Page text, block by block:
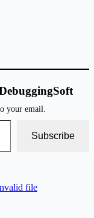
your email.
Subscribe
file